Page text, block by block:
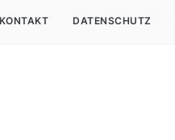
DATENSCHUTZ